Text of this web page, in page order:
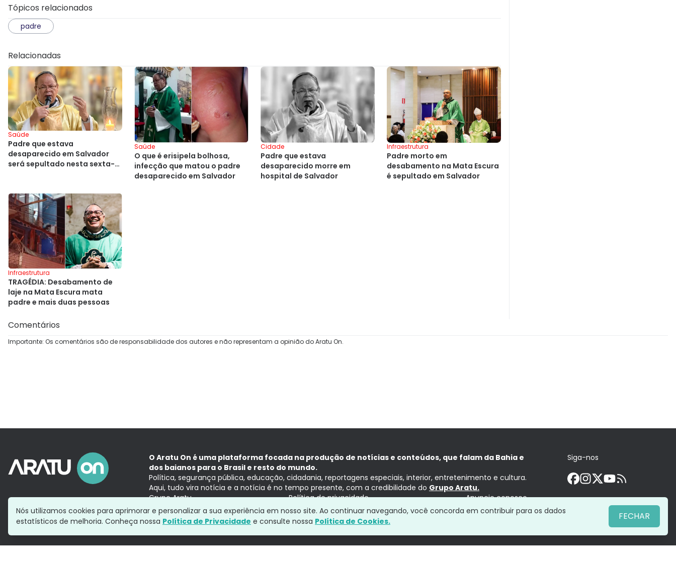
Tópicos relacionados
padre
Relacionadas
Saúde
Padre que estava
desaparecido em Salvador
será sepultado nesta sexta-
Saúde
O que é erisipela bolhosa,
infecção que matou o padre
desaparecido em Salvador
Cidade
Padre que estava
desaparecido morre em
hospital de Salvador
Infraestrutura
Padre morto em
desabamento na Mata Escura
é sepultado em Salvador
Infraestrutura
TRAGÉDIA: Desabamento de
laje na Mata Escura mata
padre e mais duas pessoas
Comentários
Importante: Os comentários são de responsabilidade dos autores e não representam a opinião do Aratu On.
O Aratu On é uma plataforma focada na produção de notícias e conteúdos, que falam da Bahia e
dos baianos para o Brasil e resto do mundo.
Política, segurança pública, educação, cidadania, reportagens especiais, interior, entretenimento e cultura.
Aqui, tudo vira notícia e a notícia é no tempo presente, com a credibilidade do Grupo Aratu.
Grupo Aratu
Política de privacidade Anuncie conosco
Siga-nos
Nós utilizamos cookies para aprimorar e personalizar a sua experiência em nosso site. Ao continuar navegando, você concorda em contribuir para os dados
estatísticos de melhoria. Conheça nossa Política de Privacidade e consulte nossa Política de Cookies. FECHAR